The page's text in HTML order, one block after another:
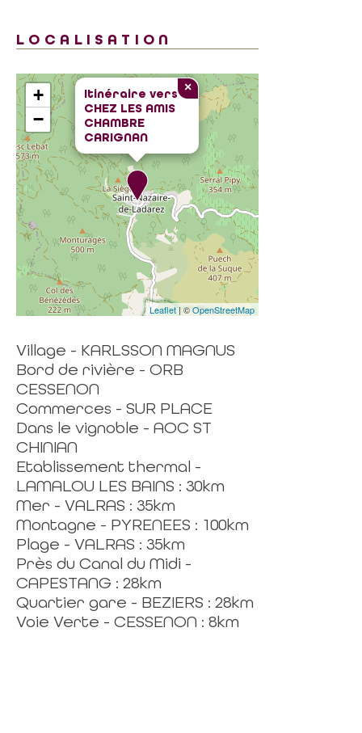
LOCALISATION
Itinéraire vers
CHEZ LES AMIS
CHAMBRE
CARIGNAN
×
+
−
Leaflet | ©OpenStreetMap
Village - KARLSSON MAGNUS
Bord de rivière - ORB
CESSENON
Commerces - SUR PLACE
Dans le vignoble - AOC ST
CHINIAN
Etablissement thermal -
LAMALOU LES BAINS : 30km
Mer - VALRAS : 35km
Montagne - PYRENEES : 100km
Plage - VALRAS : 35km
Près du Canal du Midi -
CAPESTANG : 28km
Quartier gare - BEZIERS : 28km
Voie Verte - CESSENON : 8km